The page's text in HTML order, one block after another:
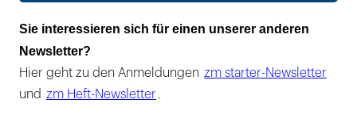
Sie interessieren sich für einen unserer anderen
Newsletter?
Hier geht zu den Anmeldungen zm starter-Newsletter
und zm Heft-Newsletter .